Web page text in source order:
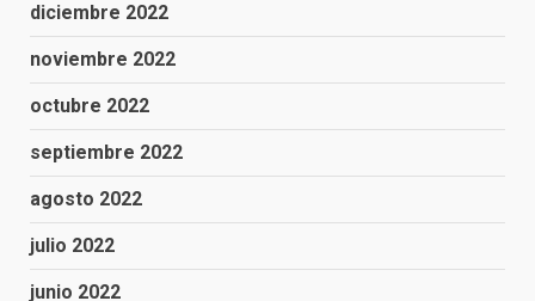
diciembre 2022
noviembre 2022
octubre 2022
septiembre 2022
agosto 2022
julio 2022
junio 2022